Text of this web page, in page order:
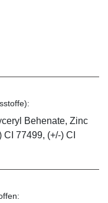
Behenate, Zinc
77499, (+/-) CI